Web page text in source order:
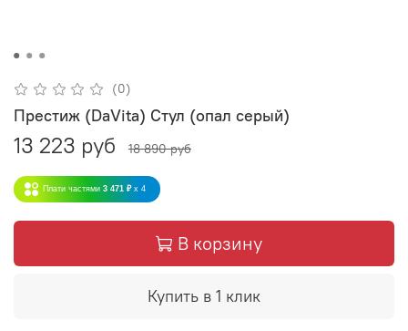
(0)
Престиж (DaVita) Стул (опал серый)
13 223 руб 18 890 руб
Плати частями 3 471 ₽ x 4
В корзину
Купить в 1 клик